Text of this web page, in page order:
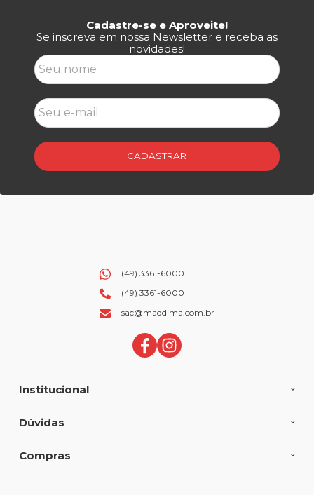
Cadastre-se e Aproveite!
Se inscreva em nossa Newsletter e receba as
novidades!
CADASTRAR
Institucional
Dúvidas
Compras
(49) 3361-6000
(49) 3361-6000
sac@maqdima.com.br